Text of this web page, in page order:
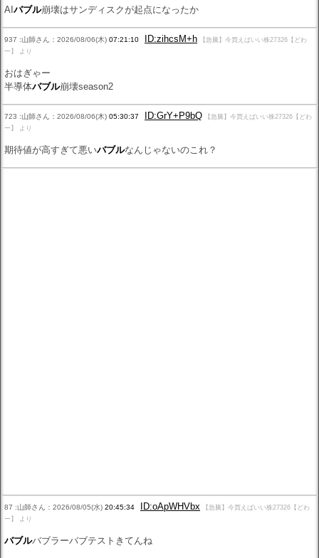
AI バブル崩壊はサンディスクが起点になったか
937 :山師さん：2026/08/06(木) 07:21:10 ID:zihcsM+h
【急騰】今買えばいい株27326【どわ
ー】 より
おはぎゃー
半導体バブル崩壊season2
723 :山師さん：2026/08/06(木) 05:30:37 ID:GrY+P9bQ
【急騰】今買えばいい株27326【どわ
ー】 より
期待値が高すぎて悪いバブルなんじゃないのこれ？
87 :山師さん：2026/08/05(水) 20:45:34 ID:oApWHVbx
【急騰】今買えばいい株27326【どわ
ー】 より
バブルバブラーバブテストきてんね